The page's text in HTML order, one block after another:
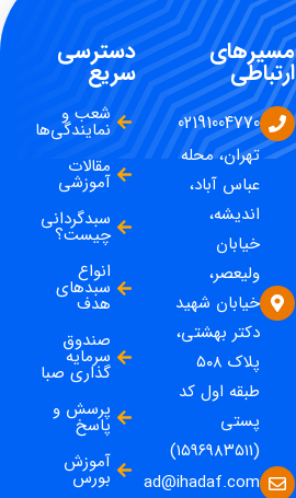
مسیرهای
ارتباطی
02191004770
تهران، محله
عباس آباد،
اندیشه،
خیابان
ولیعصر،
خیابان شهید
دکتر بهشتی،
پلاک ۵۰۸
طبقه اول کد
پستی
(۱۵۹۶۹۸۳۵۱۱)
ad@ihadaf.com
دسترسی
سریع
شعب و
نمایندگی‌ها
مقالات
آموزشی
سبدگردانی
چیست؟
انواع
سبدهای
هدف
صندوق
سرمایه
گذاری صبا
پرسش و
پاسخ
آموزش
بورس